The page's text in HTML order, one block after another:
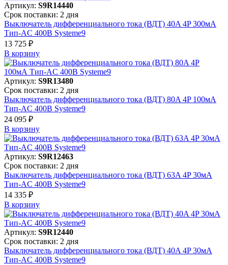
Артикул: S9R14440
Срок поставки: 2 дня
Выключатель дифференциального тока (ВДТ) 40A 4P 300мА
Тип-AC 400В Systeme9
13 725 ₽
В корзинy
Артикул: S9R13480
Срок поставки: 2 дня
Выключатель дифференциального тока (ВДТ) 80A 4P 100мА
Тип-AC 400В Systeme9
24 095 ₽
В корзинy
Артикул: S9R12463
Срок поставки: 2 дня
Выключатель дифференциального тока (ВДТ) 63A 4P 30мА
Тип-AC 400В Systeme9
14 335 ₽
В корзинy
Артикул: S9R12440
Срок поставки: 2 дня
Выключатель дифференциального тока (ВДТ) 40A 4P 30мА
Тип-AC 400В Systeme9